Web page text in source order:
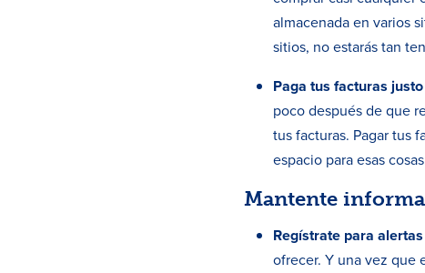
almacenada en varios
sitios, no estarás tan
Paga tus facturas
poco después de que
tus facturas. Pagar tus
espacio para esas
Mantente
Regístrate para
ofrecer. Y una vez que